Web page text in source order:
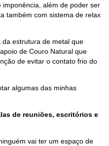
além de poder ser
também com sistema de relax
estrutura de metal que
de Couro Natural que
de evitar o contato frio do
algumas das minhas
de reuniões, escritórios e
vai ter um espaço de